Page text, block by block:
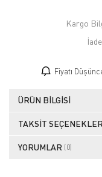
Kargo
Fiyatı
ÜRÜN BILGISI
TAKSIT
YORUMLAR (0)